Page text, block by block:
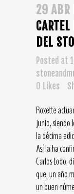
29 ABR
DEL
Posted at
0 Likes
Roxette
junio, siendo
la décima
Así la ha
Carlos Lobo,
que, un año
un buen